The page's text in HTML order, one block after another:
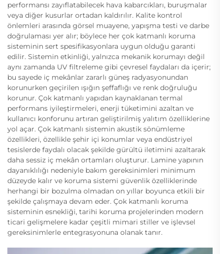
performansı zayıflatabilecek hava kabarcıkları, buruşmalar
veya diğer kusurlar ortadan kaldırılır. Kalite kontrol
önlemleri arasında görsel muayene, yapışma testi ve darbe
doğrulaması yer alır; böylece her çok katmanlı koruma
sisteminin sert spesifikasyonlara uygun olduğu garanti
edilir. Sistemin etkinliği, yalnızca mekanik korumayı değil
aynı zamanda UV filtreleme gibi çevresel faydaları da içerir;
bu sayede iç mekânlar zararlı güneş radyasyonundan
korunurken geçirilen ışığın şeffaflığı ve renk doğruluğu
korunur. Çok katmanlı yapıdan kaynaklanan termal
performans iyileştirmeleri, enerji tüketimini azaltan ve
kullanıcı konforunu artıran geliştirilmiş yalıtım özelliklerine
yol açar. Çok katmanlı sistemin akustik sönümleme
özellikleri, özellikle şehir içi konumlar veya endüstriyel
tesislerde faydalı olacak şekilde gürültü iletimini azaltarak
daha sessiz iç mekân ortamları oluşturur. Lamine yapının
dayanıklılığı nedeniyle bakım gereksinimleri minimum
düzeyde kalır ve koruma sistemi güvenlik özelliklerinde
herhangi bir bozulma olmadan on yıllar boyunca etkili bir
şekilde çalışmaya devam eder. Çok katmanlı koruma
sisteminin esnekliği, tarihi koruma projelerinden modern
ticari gelişmelere kadar çeşitli mimari stiller ve işlevsel
gereksinimlerle entegrasyonuna olanak tanır.